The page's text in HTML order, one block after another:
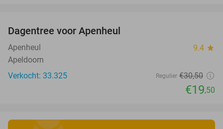
Dagentree voor Apenheul
Apenheul 9.4 star
Apeldoorn
Verkocht: 33.325
Regulier €30,50
€19,50